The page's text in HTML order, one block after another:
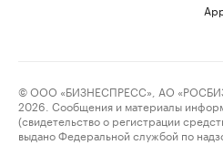
© ООО «БИЗНЕСПРЕСС», АО
2026. Сообщения и материалы
(свидетельство о регистрации
выдано Федеральной службой по